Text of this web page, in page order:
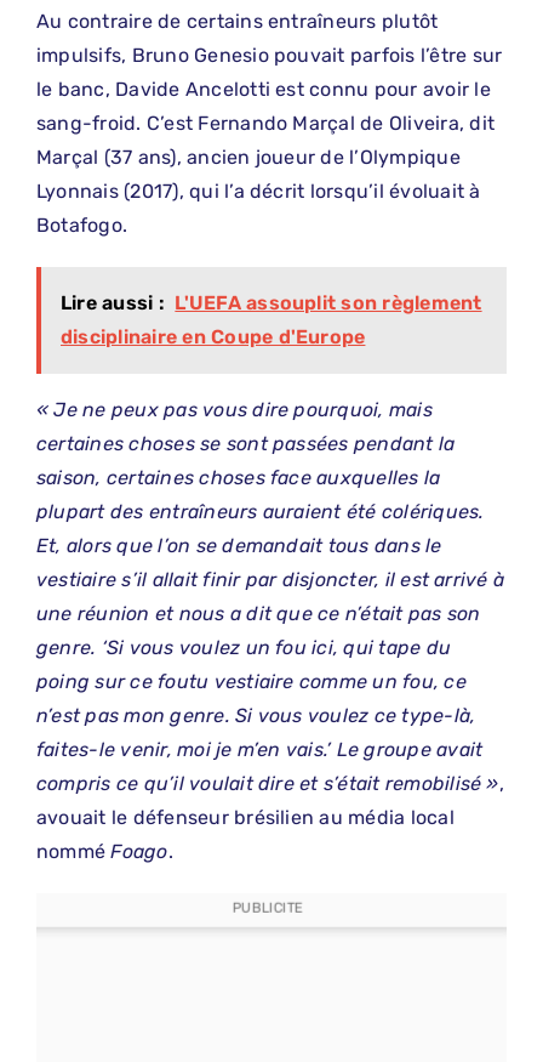
Au contraire de certains entraîneurs plutôt
impulsifs, Bruno Genesio pouvait parfois l’être sur
le banc, Davide Ancelotti est connu pour avoir le
sang-froid. C’est Fernando Marçal de Oliveira, dit
Marçal (37 ans), ancien joueur de l’Olympique
Lyonnais (2017), qui l’a décrit lorsqu’il évoluait à
Botafogo.
Lire aussi : L'UEFA assouplit son règlement
disciplinaire en Coupe d'Europe
« Je ne peux pas vous dire pourquoi, mais
certaines choses se sont passées pendant la
saison, certaines choses face auxquelles la
plupart des entraîneurs auraient été colériques.
Et, alors que l’on se demandait tous dans le
vestiaire s’il allait finir par disjoncter, il est arrivé à
une réunion et nous a dit que ce n’était pas son
genre. ‘Si vous voulez un fou ici, qui tape du
poing sur ce foutu vestiaire comme un fou, ce
n’est pas mon genre. Si vous voulez ce type-là,
faites-le venir, moi je m’en vais.’ Le groupe avait
compris ce qu’il voulait dire et s’était remobilisé »,
avouait le défenseur brésilien au média local
nomméFoago.
PUBLICITE